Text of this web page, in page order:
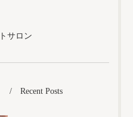
サロン
Recent Posts